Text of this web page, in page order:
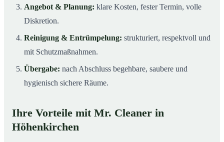
Angebot & Planung: klare Kosten, fester Termin, volle
Diskretion.
Reinigung & Entrümpelung: strukturiert, respektvoll und
mit Schutzmaßnahmen.
Übergabe: nach Abschluss begehbare, saubere und
hygienisch sichere Räume.
Ihre Vorteile mit Mr. Cleaner in
Höhenkirchen